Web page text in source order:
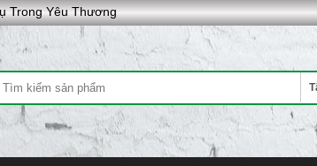
Trong Yêu Thương